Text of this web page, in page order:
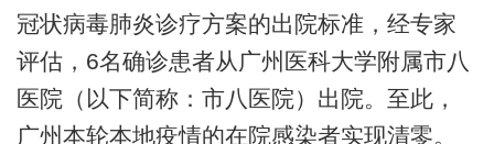
冠状病毒肺炎诊疗方案的出院标准，经专家
评估，6名确诊患者从广州医科大学附属市八
医院（以下简称：市八医院）出院。至此，
广州本轮本地疫情的在院感染者实现清零。